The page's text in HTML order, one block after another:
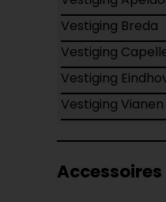
Vestiging Breda
Vestiging
Vestiging
Vestiging Vianen
Accessoires